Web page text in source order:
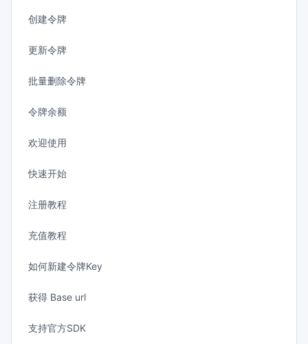
创建令牌
更新令牌
批量删除令牌
令牌余额
欢迎使用
快速开始
注册教程
充值教程
如何新建令牌Key
获得 Base url
支持官方SDK